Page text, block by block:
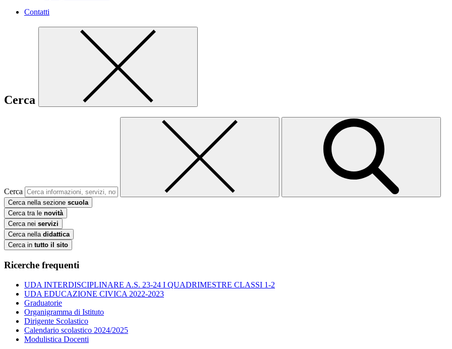
Contatti
Cerca
Cerca
Cerca nella sezione scuola
Cerca tra le novità
Cerca nei servizi
Cerca nella didattica
Cerca in tutto il sito
Ricerche frequenti
UDA INTERDISCIPLINARE A.S. 23-24 I QUADRIMESTRE CLASSI 1-2
UDA EDUCAZIONE CIVICA 2022-2023
Graduatorie
Organigramma di Istituto
Dirigente Scolastico
Calendario scolastico 2024/2025
Modulistica Docenti